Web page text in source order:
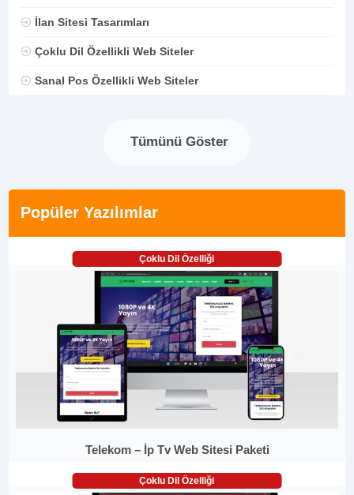
İlan Sitesi Tasarımları
Çoklu Dil Özellikli Web Siteler
Sanal Pos Özellikli Web Siteler
Tümünü Göster
Popüler Yazılımlar
Çoklu Dil Özelliği
Telekom – İp Tv Web Sitesi Paketi
Çoklu Dil Özelliği